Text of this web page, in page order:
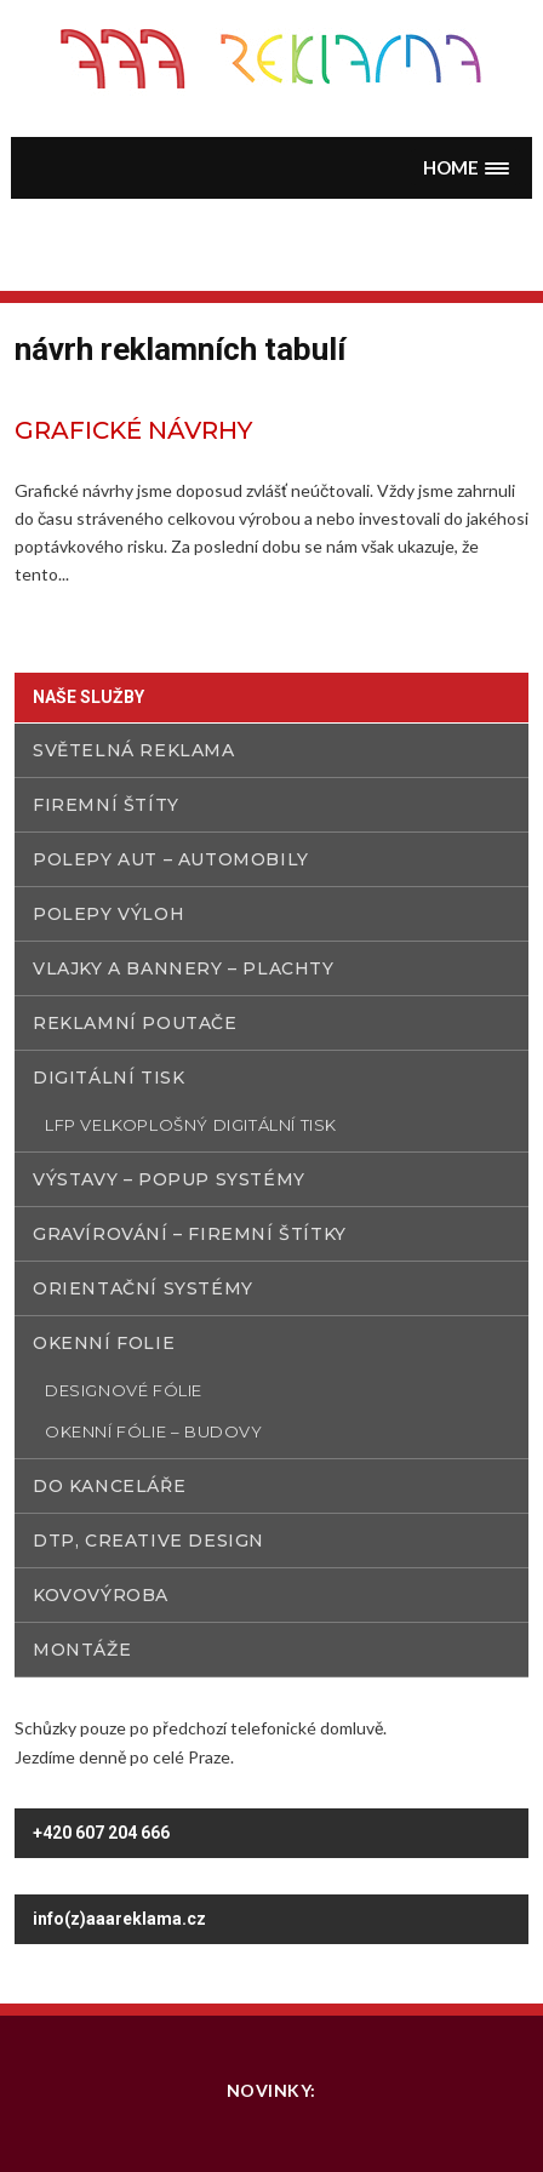
content
HOME
návrh reklamních tabulí
GRAFICKÉ NÁVRHY
Grafické návrhy jsme doposud zvlášť neúčtovali. Vždy jsme zahrnuli
do času stráveného celkovou výrobou a nebo investovali do jakéhosi
poptávkového risku. Za poslední dobu se nám však ukazuje, že
tento...
NAŠE SLUŽBY
SVĚTELNÁ REKLAMA
FIREMNÍ ŠTÍTY
POLEPY AUT – AUTOMOBILY
POLEPY VÝLOH
VLAJKY A BANNERY – PLACHTY
REKLAMNÍ POUTAČE
DIGITÁLNÍ TISK
LFP VELKOPLOŠNÝ DIGITÁLNÍ TISK
VÝSTAVY – POPUP SYSTÉMY
GRAVÍROVÁNÍ – FIREMNÍ ŠTÍTKY
ORIENTAČNÍ SYSTÉMY
OKENNÍ FOLIE
DESIGNOVÉ FÓLIE
OKENNÍ FÓLIE – BUDOVY
DO KANCELÁŘE
DTP, CREATIVE DESIGN
KOVOVÝROBA
MONTÁŽE
Schůzky pouze po předchozí telefonické domluvě.
Jezdíme denně po celé Praze.
+420 607 204 666
info(z)aaareklama.cz
NOVINKY: